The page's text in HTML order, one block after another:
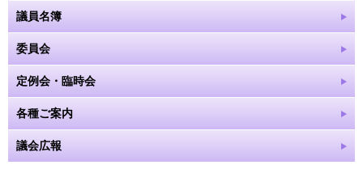
議員名簿
委員会
定例会・臨時会
各種ご案内
議会広報